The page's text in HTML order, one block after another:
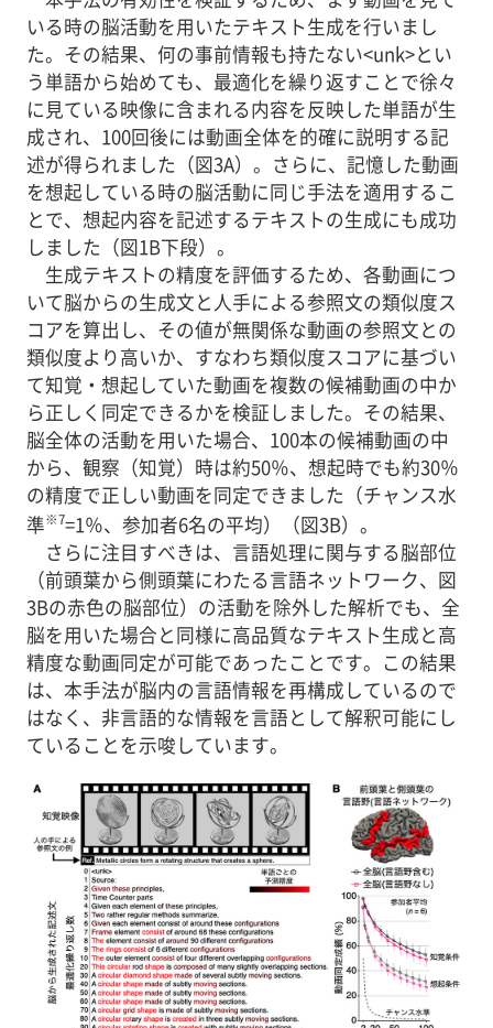
いる時の脳活動を用いたテキスト生成を行いまし
た。その結果、何の事前情報も持たない<unk>とい
う単語から始めても、最適化を繰り返すことで徐々
に見ている映像に含まれる内容を反映した単語が生
成され、100回後には動画全体を的確に説明する記
述が得られました（図3A）。さらに、記憶した動画
を想起している時の脳活動に同じ手法を適用するこ
とで、想起内容を記述するテキストの生成にも成功
しました（図1B下段）。
生成テキストの精度を評価するため、各動画につ
いて脳からの生成文と人手による参照文の類似度ス
コアを算出し、その値が無関係な動画の参照文との
類似度より高いか、すなわち類似度スコアに基づい
て知覚・想起していた動画を複数の候補動画の中か
ら正しく同定できるかを検証しました。その結果、
脳全体の活動を用いた場合、100本の候補動画の中
から、観察（知覚）時は約50％、想起時でも約30％
の精度で正しい動画を同定できました（チャンス水
準※7=1％、参加者6名の平均）（図3B）。
さらに注目すべきは、言語処理に関与する脳部位
（前頭葉から側頭葉にわたる言語ネットワーク、図
3Bの赤色の脳部位）の活動を除外した解析でも、全
脳を用いた場合と同様に高品質なテキスト生成と高
精度な動画同定が可能であったことです。この結果
は、本手法が脳内の言語情報を再構成しているので
はなく、非言語的な情報を言語として解釈可能にし
ていることを示唆しています。